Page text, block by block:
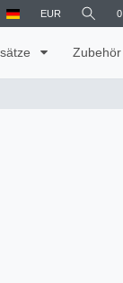
EUR 0
Zubehör